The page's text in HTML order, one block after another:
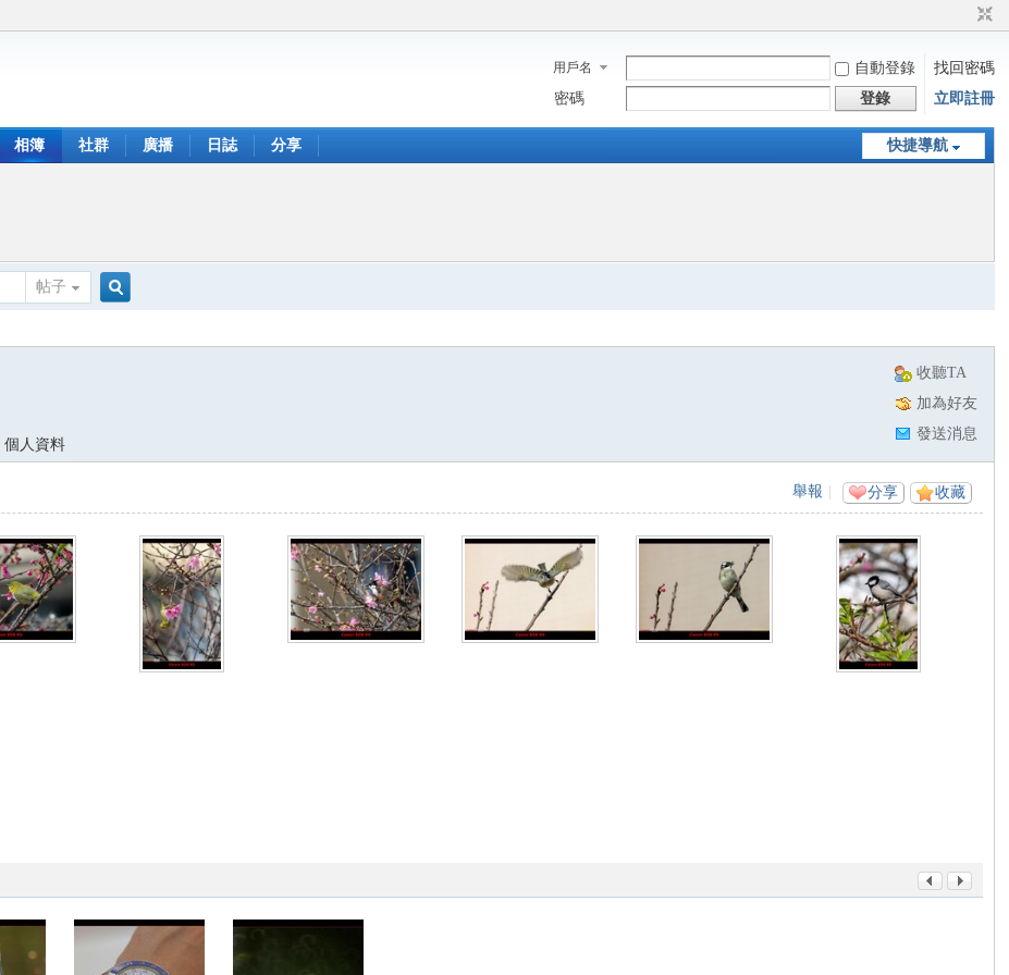
用戶名 自動登錄
找回密碼
密碼
登錄 立即註冊
快捷導航
相簿 社群 廣播 日誌 分享
帖子
收聽TA
加為好友
發送消息
個人資料
收藏
分享
舉報